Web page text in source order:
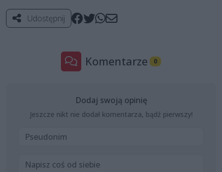
Udostępnij
Komentarze 0
Dodaj swoją opinię
Jeszcze nikt nie dodał komentarza, bądź pierwszy!